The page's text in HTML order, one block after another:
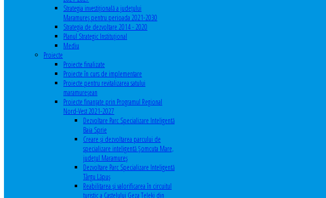
Strategia investiţională a județului
Maramureș pentru perioada 2021-2030
Strategia de dezvoltare 2014 - 2020
Planul Strategic Instituţional
Mediu
Proiecte
Proiecte finalizate
Proiecte în curs de implementare
Proiecte pentru revitalizarea satului
maramureşean
Proiecte finanțate prin Programul Regional
Nord-Vest 2021-2027
Dezvoltare Parc Specializare Inteligentă
Baia Sprie
Creare și dezvoltarea parcului de
specializare inteligentă Șomcuta Mare,
județul Maramureș
Dezvoltare Parc Specializare Inteligentă
Târgu Lăpuș
Reabilitarea și valorificarea în circuitul
turistic a Castelului Geza Teleki din